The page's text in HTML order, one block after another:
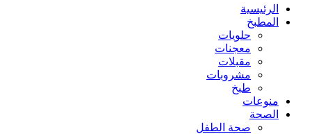
الرئيسية
المطبخ
حلويات
معجنات
مقبلات
مشروبات
طبخ
منوعات
الصحة
صحة الطفل